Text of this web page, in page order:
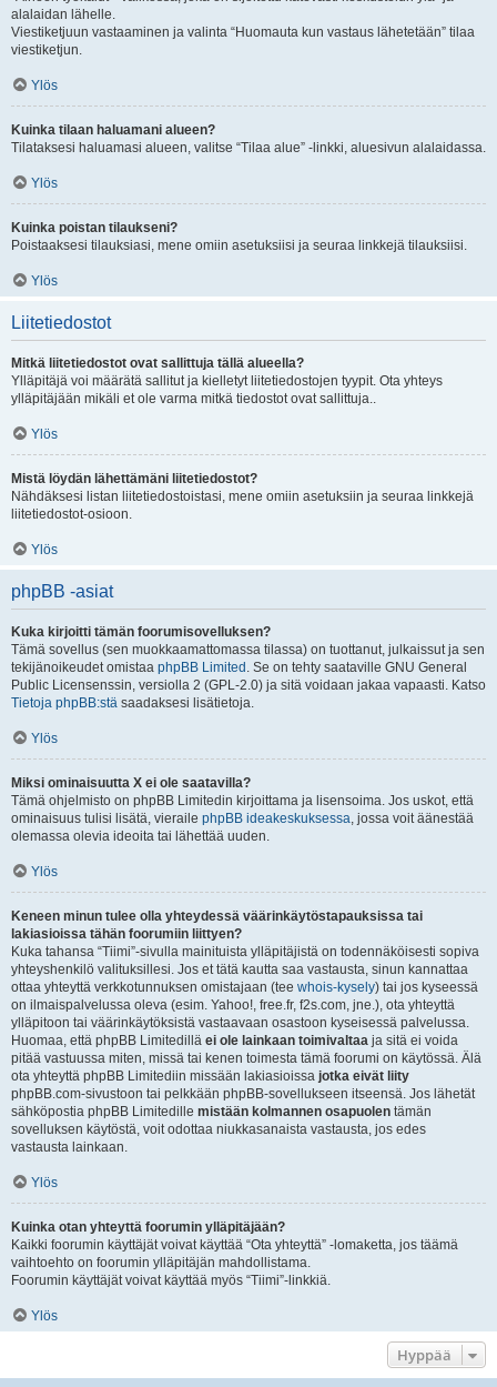
alalaidan lähelle.
Viestiketjuun vastaaminen ja valinta “Huomauta kun vastaus lähetetään” tilaa
viestiketjun.
Ylös
Kuinka tilaan haluamani alueen?
Tilataksesi haluamasi alueen, valitse “Tilaa alue” -linkki, aluesivun alalaidassa.
Ylös
Kuinka poistan tilaukseni?
Poistaaksesi tilauksiasi, mene omiin asetuksiisi ja seuraa linkkejä tilauksiisi.
Ylös
Liitetiedostot
Mitkä liitetiedostot ovat sallittuja tällä alueella?
Ylläpitäjä voi määrätä sallitut ja kielletyt liitetiedostojen tyypit. Ota yhteys
ylläpitäjään mikäli et ole varma mitkä tiedostot ovat sallittuja..
Ylös
Mistä löydän lähettämäni liitetiedostot?
Nähdäksesi listan liitetiedostoistasi, mene omiin asetuksiin ja seuraa linkkejä
liitetiedostot-osioon.
Ylös
phpBB -asiat
Kuka kirjoitti tämän foorumisovelluksen?
Tämä sovellus (sen muokkaamattomassa tilassa) on tuottanut, julkaissut ja sen
tekijänoikeudet omistaa phpBB Limited . Se on tehty saataville GNU General
Public Licensenssin, versiolla 2 (GPL-2.0) ja sitä voidaan jakaa vapaasti. Katso
Tietoja phpBB:stä saadaksesi lisätietoja.
Ylös
Miksi ominaisuutta X ei ole saatavilla?
Tämä ohjelmisto on phpBB Limitedin kirjoittama ja lisensoima. Jos uskot, että
ominaisuus tulisi lisätä, vieraile phpBB ideakeskuksessa, jossa voit äänestää
olemassa olevia ideoita tai lähettää uuden.
Ylös
Keneen minun tulee olla yhteydessä väärinkäytöstapauksissa tai
lakiasioissa tähän foorumiin liittyen?
Kuka tahansa “Tiimi”-sivulla mainituista ylläpitäjistä on todennäköisesti sopiva
yhteyshenkilö valituksillesi. Jos et tätä kautta saa vastausta, sinun kannattaa
ottaa yhteyttä verkkotunnuksen omistajaan (tee whois-kysely) tai jos kyseessä
on ilmaispalvelussa oleva (esim. Yahoo!, free.fr, f2s.com, jne.), ota yhteyttä
ylläpitoon tai väärinkäytöksistä vastaavaan osastoon kyseisessä palvelussa.
Huomaa, että phpBB Limitedillä ei ole lainkaan toimivaltaa ja sitä ei voida
pitää vastuussa miten, missä tai kenen toimesta tämä foorumi on käytössä. Älä
ota yhteyttä phpBB Limitediin missään lakiasioissa jotka eivät liity
phpBB.com-sivustoon tai pelkkään phpBB-sovellukseen itseensä. Jos lähetät
sähköpostia phpBB Limitedille mistään kolmannen osapuolen tämän
sovelluksen käytöstä, voit odottaa niukkasanaista vastausta, jos edes
vastausta lainkaan.
Ylös
Kuinka otan yhteyttä foorumin ylläpitäjään?
Kaikki foorumin käyttäjät voivat käyttää “Ota yhteyttä” -lomaketta, jos täämä
vaihtoehto on foorumin ylläpitäjän mahdollistama.
Foorumin käyttäjät voivat käyttää myös “Tiimi”-linkkiä.
Ylös
Hyppää